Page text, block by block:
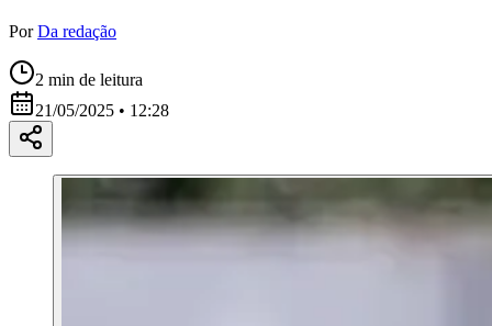
Por Da redação
2 min de leitura
21/05/2025 • 12:28